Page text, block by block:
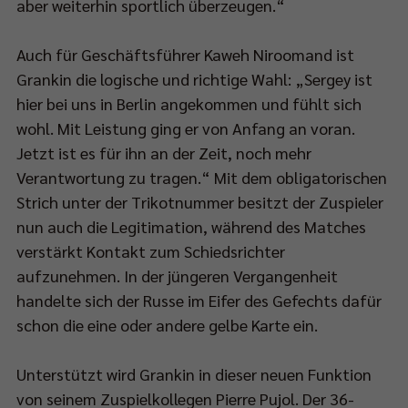
aber weiterhin sportlich überzeugen.“
Auch für Geschäftsführer Kaweh Niroomand ist
Grankin die logische und richtige Wahl: „Sergey ist
hier bei uns in Berlin angekommen und fühlt sich
wohl. Mit Leistung ging er von Anfang an voran.
Jetzt ist es für ihn an der Zeit, noch mehr
Verantwortung zu tragen.“ Mit dem obligatorischen
Strich unter der Trikotnummer besitzt der Zuspieler
nun auch die Legitimation, während des Matches
verstärkt Kontakt zum Schiedsrichter
aufzunehmen. In der jüngeren Vergangenheit
handelte sich der Russe im Eifer des Gefechts dafür
schon die eine oder andere gelbe Karte ein.
Unterstützt wird Grankin in dieser neuen Funktion
von seinem Zuspielkollegen Pierre Pujol. Der 36-